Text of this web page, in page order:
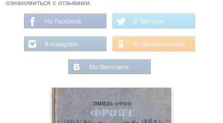
ознакомиться с отзывами.
На Facebook В Твиттере
В Instagram В Одноклассниках
Мы Вконтакте